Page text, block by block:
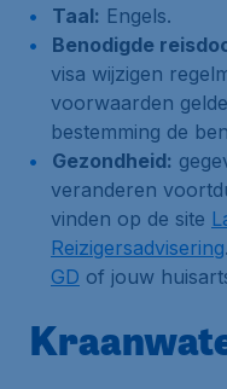
Taal: Engels.
Benodigde
visa wijzigen
voorwaarden
bestemming de
Gezondheid:
veranderen
vinden op de site
Reizigersadvisering
GD of jouw